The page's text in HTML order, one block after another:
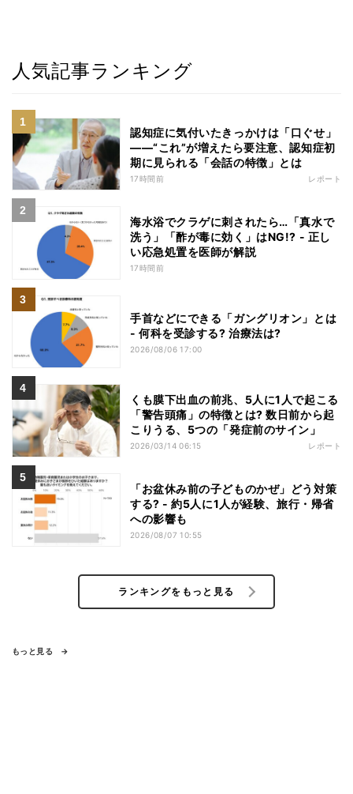
人気記事ランキング
認知症に気付いたきっかけは「口ぐせ」
――“これ”が増えたら要注意、認知症初
期に見られる「会話の特徴」とは
17時間前 レポート
海水浴でクラゲに刺されたら…「真水で
洗う」「酢が毒に効く」はNG!? - 正し
い応急処置を医師が解説
17時間前
手首などにできる「ガングリオン」とは
- 何科を受診する? 治療法は?
2026/08/06 17:00
くも膜下出血の前兆、5人に1人で起こる
「警告頭痛」の特徴とは? 数日前から起
こりうる、5つの「発症前のサイン」
2026/03/14 06:15 レポート
「お盆休み前の子どものかぜ」どう対策
する? - 約5人に1人が経験、旅行・帰省
への影響も
2026/08/07 10:55
ランキングをもっと見る
もっと見る